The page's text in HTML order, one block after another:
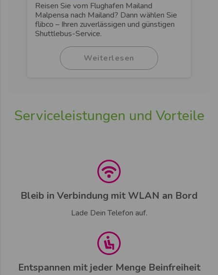
Reisen Sie vom Flughafen Mailand
Malpensa nach Mailand? Dann wählen Sie
flibco – Ihren zuverlässigen und günstigen
Shuttlebus-Service.
Weiterlesen
Serviceleistungen und Vorteile
Bleib in Verbindung mit WLAN an Bord
Lade Dein Telefon auf.
Entspannen mit jeder Menge Beinfreiheit